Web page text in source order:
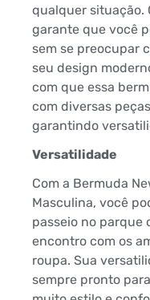
qualquer situação.
garante que você
sem se preocupar
seu design
com que essa
com diversas
garantindo
Versatilidade
Com a Bermuda
Masculina, você
passeio no parque
encontro com os
roupa. Sua
sempre pronto